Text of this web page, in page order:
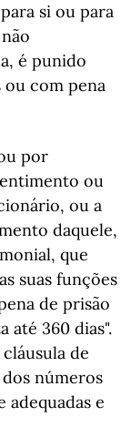
si ou para
é punido
ou com pena
por
ou
ou a
daquele,
que
suas funções
de prisão
até 360 dias".
de
números
e